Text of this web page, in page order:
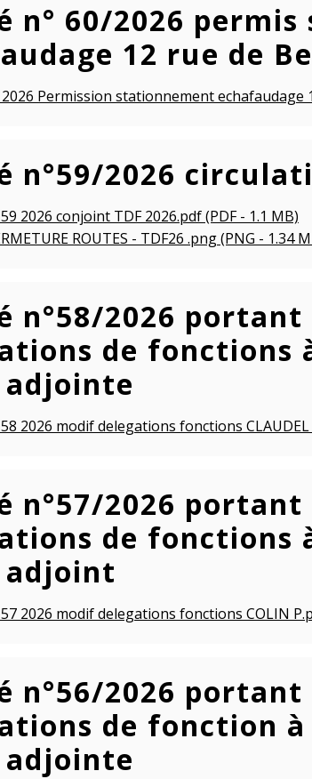
n° 60/2026
12 rue de
Permission stationnement echafaudage
n°59/2026
2026 conjoint TDF 2026.pdf (PDF - 1.1 MB)
ROUTES - TDF26 .png (PNG - 1.34
n°58/2026
de fonctions
adjointe
2026 modif delegations fonctions CLAUDEL
n°57/2026
de fonctions
adjoint
2026 modif delegations fonctions COLIN
n°56/2026
de fonction à
adjointe